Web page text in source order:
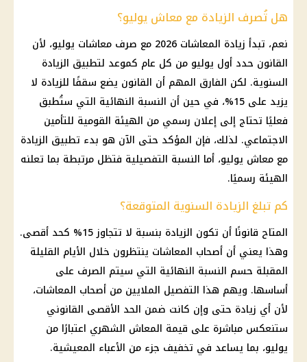
هل تُصرف الزيادة مع معاش يوليو؟
نعم، تبدأ زيادة المعاشات 2026 مع صرف معاشات يوليو، لأن
القانون حدد أول يوليو من كل عام كموعد لتطبيق الزيادة
السنوية. لكن الفارق المهم أن القانون يضع سقفًا للزيادة لا
يزيد على 15%، في حين أن النسبة النهائية التي ستُطبق
فعليًا تحتاج إلى إعلان رسمي من الهيئة القومية للتأمين
الاجتماعي. لذلك، فإن المؤكد حتى الآن هو بدء تطبيق الزيادة
مع معاش يوليو، أما النسبة التفصيلية فتظل مرتبطة بما تعلنه
الهيئة رسميًا.
كم تبلغ الزيادة السنوية المتوقعة؟
المتاح قانونًا أن تكون الزيادة بنسبة لا تتجاوز 15% كحد أقصى.
وهذا يعني أن أصحاب المعاشات ينتظرون خلال الأيام القليلة
المقبلة حسم النسبة النهائية التي سيتم الصرف على
أساسها. ويهم هذا التفصيل الملايين من أصحاب المعاشات،
لأن أي زيادة حتى وإن كانت ضمن الحد الأقصى القانوني
ستنعكس مباشرة على قيمة المعاش الشهري اعتبارًا من
يوليو، بما يساعد في تخفيف جزء من الأعباء المعيشية.